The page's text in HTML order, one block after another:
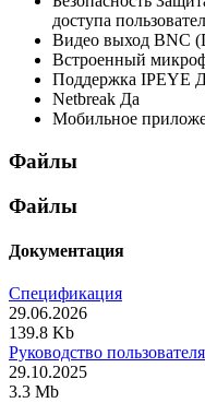
доступа
Видео выход BNC
Встроенный
Поддержка IPEYE
Netbreak Да
Мобильное
Файлы
Файлы
Документация
Спецификация
29.06.2026
139.8 Kb
Руководство пользователя
29.10.2025
3.3 Mb